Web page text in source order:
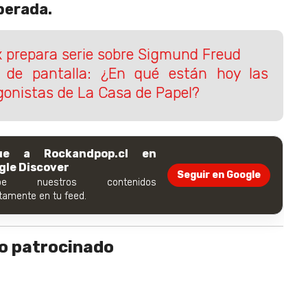
prepara serie sobre Sigmund Freud
de pantalla: ¿En qué están hoy las
de La Casa de Papel?
a Rockandpop.cl en
Discover
nuestros contenidos
en tu feed.
Seguir en Google
patrocinado